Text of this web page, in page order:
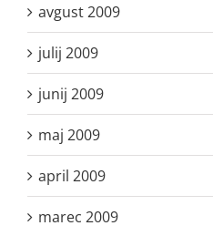
avgust 2009
julij 2009
junij 2009
maj 2009
april 2009
marec 2009